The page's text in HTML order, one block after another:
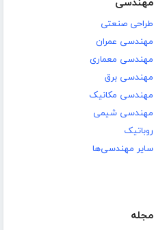
مهندسی
طراحی صنعتی
مهندسی عمران
مهندسی معماری
مهندسی برق
مهندسی مکانیک
مهندسی شیمی
روباتیک
سایر مهندسی‌ها
مجله